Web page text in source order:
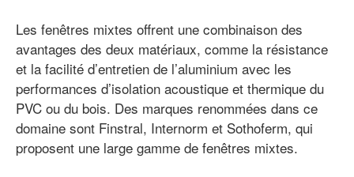
Les fenêtres mixtes offrent une combinaison des
avantages des deux matériaux, comme la résistance
et la facilité d’entretien de l’aluminium avec les
performances d’isolation acoustique et thermique du
PVC ou du bois. Des marques renommées dans ce
domaine sont Finstral, Internorm et Sothoferm, qui
proposent une large gamme de fenêtres mixtes.